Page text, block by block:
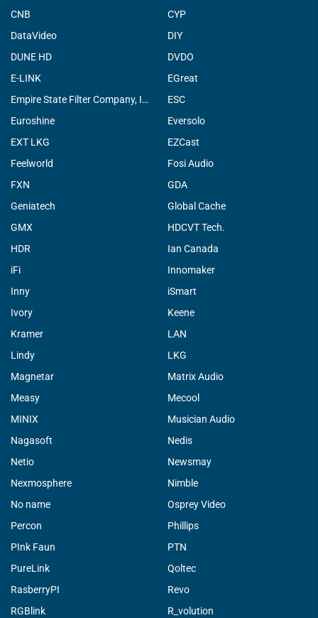
CNB
CYP
DataVideo
DIY
DUNE HD
DVDO
E-LINK
EGreat
Empire State Filter Company, INC.
ESC
Euroshine
Eversolo
EXT LKG
EZCast
Feelworld
Fosi Audio
FXN
GDA
Geniatech
Global Cache
GMX
HDCVT Tech.
HDR
Ian Canada
iFi
Innomaker
Inny
iSmart
Ivory
Keene
Kramer
LAN
Lindy
LKG
Magnetar
Matrix Audio
Measy
Mecool
MINIX
Musician Audio
Nagasoft
Nedis
Netio
Newsmay
Nexmosphere
Nimble
No name
Osprey Video
Percon
Phillips
PInk Faun
PTN
PureLink
Qoltec
RasberryPI
Revo
RGBlink
R_volution